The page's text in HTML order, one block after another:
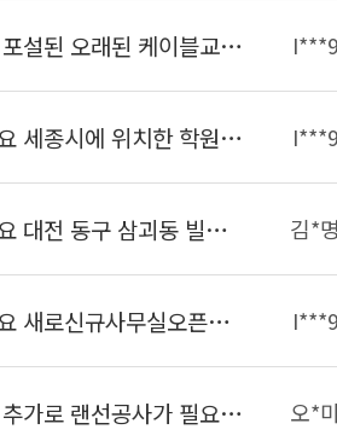
아파트에 포설된 오래된 케이블교체작업 가능한가요??? 단자함에 전기콘센트가 없는데 이것도 만들어 주실수 있는지 알고싶습니다
안녕하세요 세종시에 위치한 학원입니다 학원리모델링하면서 랜선정리하려고합니다 비용은 어느정도하는지 궁금합니다
안녕하세요 대전 동구 삼괴동 빌라인데 14세대입니다. 주차장쪽에 전화용구선단자함이 있고 집내부에는 단자함이 없습니다. 전화선코드만있는데 아파트처럼 인터넷을 사용할려면 얼마나 나오나요?? 김*
안녕하세요 새로신규사무실오픈준비중인데요 현장방문해서 랜공사 견적가능한가요 랜공사 금액 비용을 알수있을가요 연락주세요~
사무실에 추가로 랜선공사가 필요합니다.연락주세요 오*